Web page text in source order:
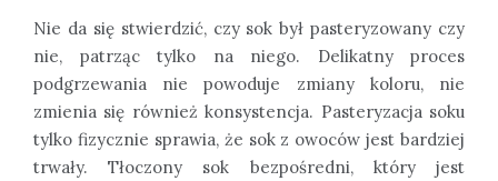
Nie da się stwierdzić, czy sok był pasteryzowany czy
nie, patrząc tylko na niego. Delikatny proces
podgrzewania nie powoduje zmiany koloru, nie
zmienia się również konsystencja. Pasteryzacja soku
tylko fizycznie sprawia, że sok z owoców jest bardziej
trwały. Tłoczony sok bezpośredni, który jest